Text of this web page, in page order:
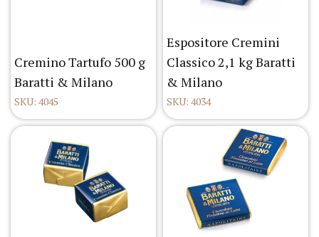
Cremino Tartufo 500 g
Baratti & Milano
SKU: 4045
Espositore Cremini
Classico 2,1 kg Baratti
& Milano
SKU: 4034